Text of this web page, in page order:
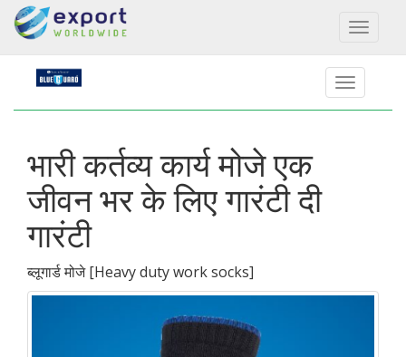
Toggle
भारी कर्तव्य कार्य मोजे एक
जीवन भर के लिए गारंटी दी
गारंटी
ब्लूगार्ड मोजे[Heavy duty work socks]